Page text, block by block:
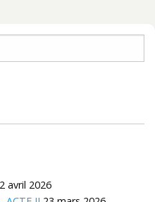
avril 2026